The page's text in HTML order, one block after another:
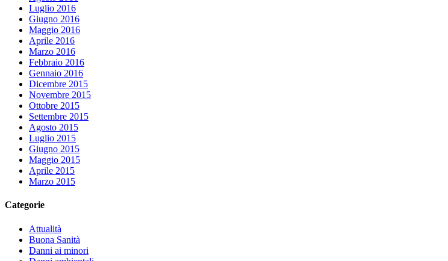
Luglio 2016
Giugno 2016
Maggio 2016
Aprile 2016
Marzo 2016
Febbraio 2016
Gennaio 2016
Dicembre 2015
Novembre 2015
Ottobre 2015
Settembre 2015
Agosto 2015
Luglio 2015
Giugno 2015
Maggio 2015
Aprile 2015
Marzo 2015
Categorie
Attualità
Buona Sanità
Danni ai minori